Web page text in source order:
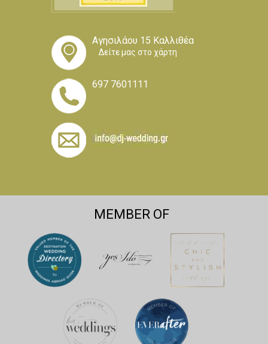
Αγησιλάου 15 Καλλιθέα
Δείτε μας στο χάρτη
697 7601111
MEMBER OF